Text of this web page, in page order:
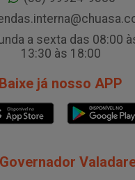
a sexta das 08:00
13:30 às 18:00
Baixe já nosso APP